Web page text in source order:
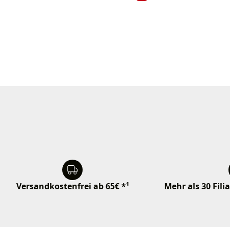
Versandkostenfrei ab 65€ *¹ Mehr als 30